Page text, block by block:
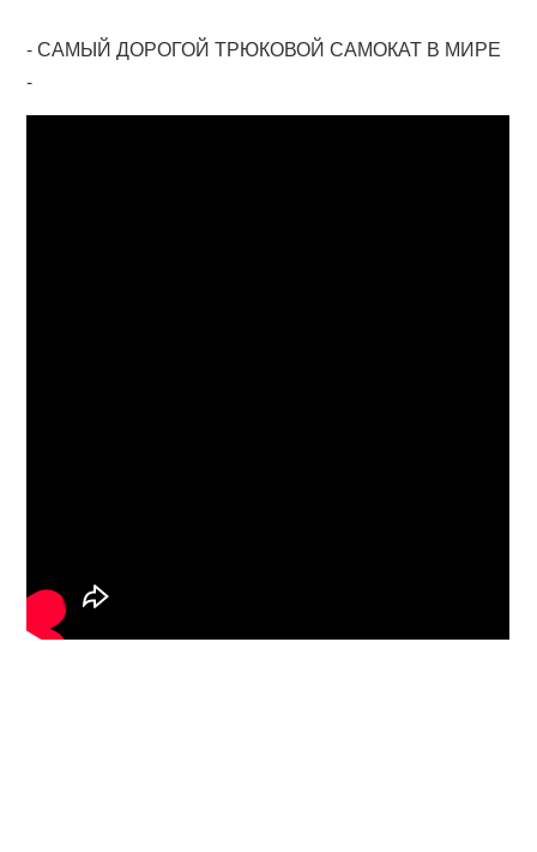
- САМЫЙ ДОРОГОЙ ТРЮКОВОЙ САМОКАТ В МИРЕ
-